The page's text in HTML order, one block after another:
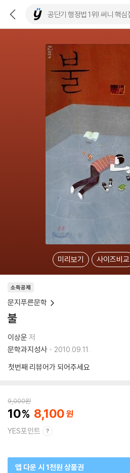
미리보기 사이즈비교
소득공제
문지푸른문학
불
이상운 저
문학과지성사
2010.09.11.
첫번째 리뷰어가 되어주세요
9,000원
10 8,100
YES포인트
앱 다운 시 1천원 상품권